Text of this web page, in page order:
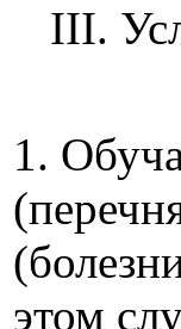
III.
1.
этом